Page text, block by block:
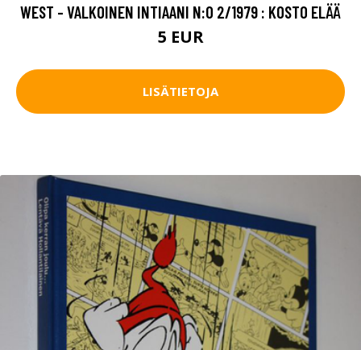
WEST - VALKOINEN INTIAANI N:O 2/1979 : KOSTO ELÄÄ
5 EUR
LISÄTIETOJA